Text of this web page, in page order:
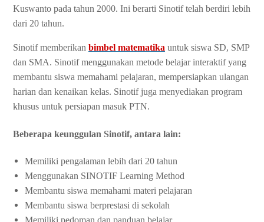
Kuswanto pada tahun 2000. Ini berarti Sinotif telah berdiri lebih
dari 20 tahun.
Sinotif memberikan bimbel matematika untuk siswa SD, SMP
dan SMA. Sinotif menggunakan metode belajar interaktif yang
membantu siswa memahami pelajaran, mempersiapkan ulangan
harian dan kenaikan kelas. Sinotif juga menyediakan program
khusus untuk persiapan masuk PTN.
Beberapa keunggulan Sinotif, antara lain:
Memiliki pengalaman lebih dari 20 tahun
Menggunakan SINOTIF Learning Method
Membantu siswa memahami materi pelajaran
Membantu siswa berprestasi di sekolah
Memiliki pedoman dan panduan belajar